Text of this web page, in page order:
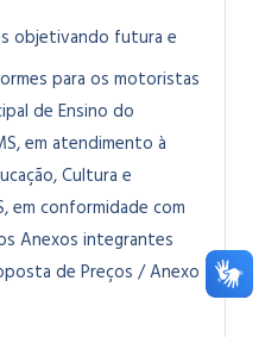
objetivando futura e
para os motoristas
de Ensino do
em atendimento à
Cultura e
em conformidade com
Anexos integrantes
de Preços / Anexo